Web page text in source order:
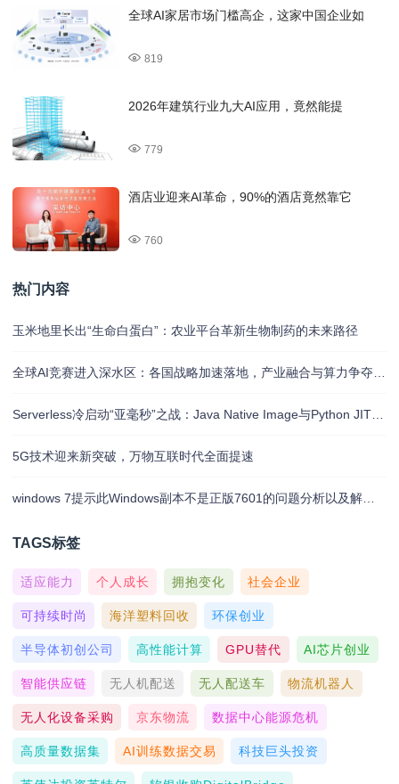
全球AI家居市场门槛高企，这家中国企业如
819
2026年建筑行业九大AI应用，竟然能提
779
酒店业迎来AI革命，90%的酒店竟然靠它
760
热门内容
玉米地里长出“生命白蛋白”：农业平台革新生物制药的未来路径
5G技术迎来新突破，万物互联时代全面提速
TAGS标签
适应能力 个人成长 拥抱变化 社会企业
可持续时尚 海洋塑料回收 环保创业
半导体初创公司 高性能计算 GPU替代 AI芯片创业
智能供应链 无人机配送 无人配送车 物流机器人
无人化设备采购 京东物流 数据中心能源危机
高质量数据集 AI训练数据交易 科技巨头投资